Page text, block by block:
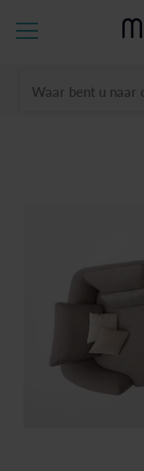
Waar bent u naar